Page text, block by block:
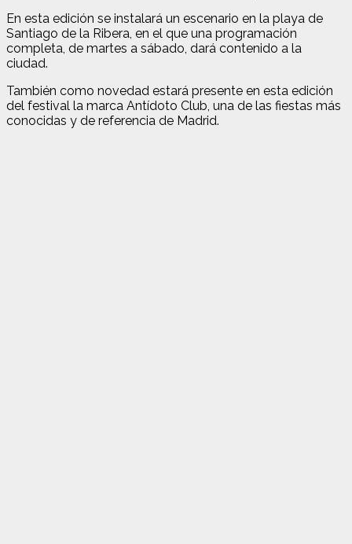
En esta edición se instalará un escenario en la playa de
Santiago de la Ribera, en el que una programación
completa, de martes a sábado, dará contenido a la
ciudad.
También como novedad estará presente en esta edición
del festival la marca Antídoto Club, una de las fiestas más
conocidas y de referencia de Madrid.